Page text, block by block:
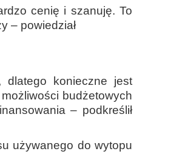
cenię i szanuję. To
– powiedział
dlatego konieczne jest
budżetowych
– podkreślił
używanego do wytopu